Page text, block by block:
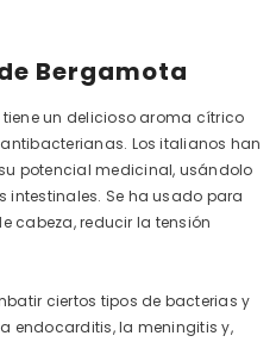
Bergamota
un delicioso aroma cítrico
Los italianos han
potencial medicinal, usándolo
intestinales. Se ha usado para
cabeza, reducir la tensión
ciertos tipos de bacterias y
endocarditis, la meningitis y,